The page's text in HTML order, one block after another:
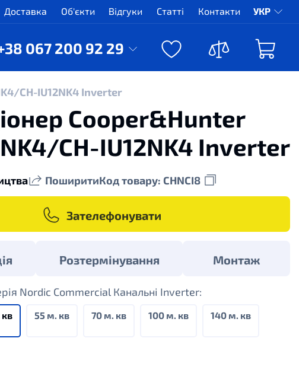
Доставка Об'єкти Відгуки Статті Контакти УКР
067 200 92 29
CH-IU12NK4 Inverter
Cooper&Hunter
CH-IU12NK4 Inverter
ПоширитиКод товару: CHNCI8
Зателефонувати
Розтермінування Монтаж
Nordic Commercial Канальні Inverter:
55 м. кв 70 м. кв 100 м. кв 140 м. кв